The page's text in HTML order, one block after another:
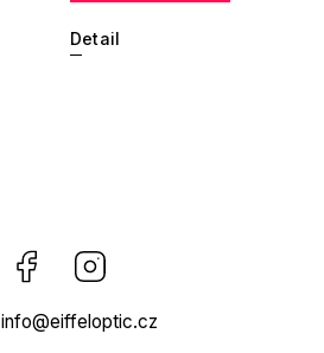
Detail
Facebook
info@eiffeloptic.cz